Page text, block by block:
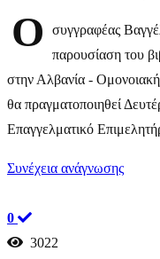
Ο
συγγραφέας
παρουσίαση του
στην Αλβανία -
θα πραγματοποιηθεί
Επαγγελματικό
Συνέχεια ανάγνωσης
0
3022